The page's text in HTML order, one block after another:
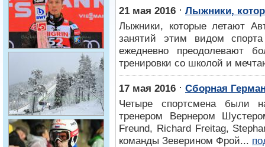
21 мая 2016 ⋅ Лыжники,
Лыжники, которые летают
занятий этим видом
ежедневно преодолевают
тренировки со школой и
17 мая 2016 ⋅ Cборная
Четыре спортсмена были
тренером Вернером
Freund, Richard Freitag,
команды Зеверином Фрой...